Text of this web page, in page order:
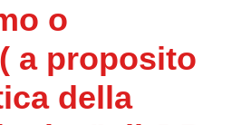
o
a proposito
della